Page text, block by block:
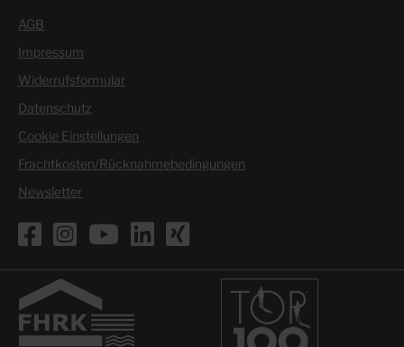
AGB
Impressum
Widerrufsformular
Datenschutz
Cookie Einstellungen
Frachtkosten/Rücknahmebedingungen
Newsletter